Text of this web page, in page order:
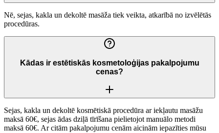
Nē, sejas, kakla un dekoltē masāža tiek veikta, atkarībā no izvēlētās
procedūras.
Kādas ir estētiskās kosmetoloģijas pakalpojumu
cenas?
Sejas, kakla un dekoltē kosmētiskā procedūra ar iekļautu masāžu
maksā 60€, sejas ādas dziļā tīrīšana pielietojot manuālo metodi
maksā 60€. Ar citām pakalpojumu cenām aicinām iepazīties mūsu